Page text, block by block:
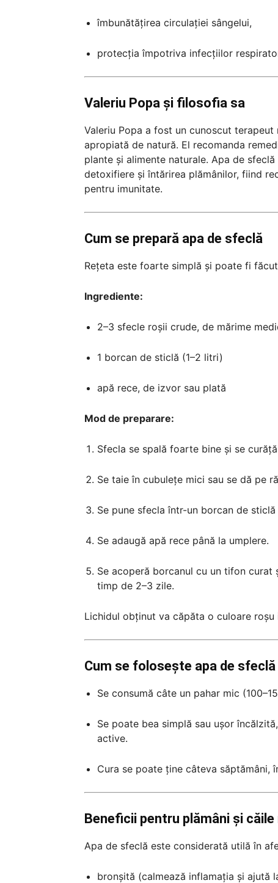
îmbunătățirea circulației sângelui,
protecția împotriva infecțiilor
Valeriu Popa și filosofia sa
Valeriu Popa a fost un cunoscut
apropiată de natură. El recomanda
plante și alimente naturale. Apa de
detoxifiere și întărirea plămânilor, fiind
pentru imunitate.
Cum se prepară apa de sfeclă
Rețeta este foarte simplă și poate fi
Ingrediente:
2–3 sfecle roșii crude, de mărime
1 borcan de sticlă (1–2 litri)
apă rece, de izvor sau plată
Mod de preparare:
Sfecla se spală foarte bine și se
Se taie în cubulețe mici sau se dă pe
Se pune sfecla într-un borcan de sticlă
Se adaugă apă rece până la umplere.
Se acoperă borcanul cu un tifon curat
timp de 2–3 zile.
Lichidul obținut va căpăta o culoare roșu
Cum se folosește apa de sfeclă
Se consumă câte un pahar mic
Se poate bea simplă sau ușor
active.
Cura se poate ține câteva săptămâni,
Beneficii pentru plămâni și
Apa de sfeclă este considerată utilă în
bronșită (calmează inflamația și ajută